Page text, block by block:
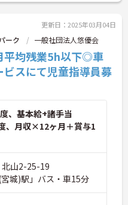
更新日：2025年03月04日
ーク 一般社団法人悠優会
平均残業5h以下◎車
スにて児童指導員募
、基本給+諸手当
、月収×12ヶ月＋賞与1
北山2-25-19
城)駅」バス・車15分